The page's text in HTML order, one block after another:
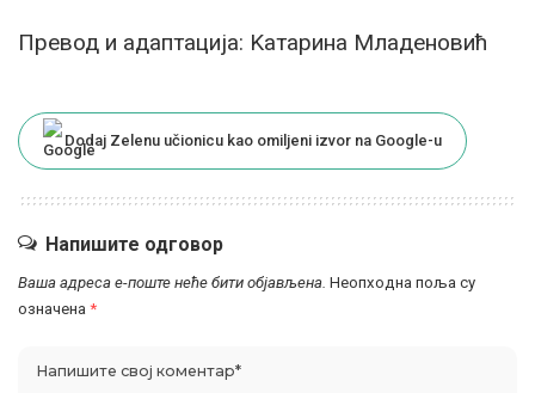
Превод и адаптација: Kатарина Младеновић
Dodaj Zelenu učionicu kao omiljeni izvor na Google-u
Напишите одговор
Ваша адреса е-поште неће бити објављена. Неопходна поља су
означена *